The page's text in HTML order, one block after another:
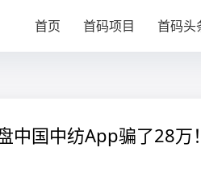
首页 首码项目 首码头
中国中纺App骗了28万！